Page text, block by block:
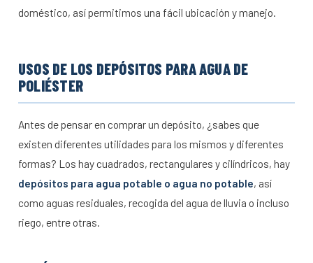
doméstico, así permitimos una fácil ubicación y manejo.
USOS DE LOS DEPÓSITOS PARA AGUA DE
POLIÉSTER
Antes de pensar en comprar un depósito, ¿sabes que
existen diferentes utilidades para los mismos y diferentes
formas? Los hay cuadrados, rectangulares y cilíndricos, hay
depósitos para agua potable o agua no potable, así
como aguas residuales, recogida del agua de lluvia o incluso
riego, entre otras.